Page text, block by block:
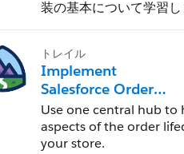
装の基本について学習し
トレイル
Implement
Salesforce Order
Management with a
B2B, B2C, or B2B2C
Commerce Store
Use one central hub to
aspects of the order
your store.